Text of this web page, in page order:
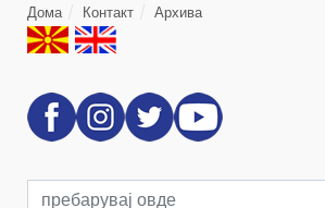
Дома Контакт Архива